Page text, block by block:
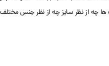
ها چه از نظر سایز چه از نظر جنس مختلف